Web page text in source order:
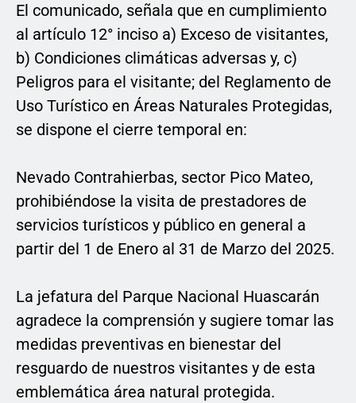
El comunicado, señala que en cumplimiento
al artículo 12° inciso a) Exceso de visitantes,
b) Condiciones climáticas adversas y, c)
Peligros para el visitante; del Reglamento de
Uso Turístico en Áreas Naturales Protegidas,
se dispone el cierre temporal en:
Nevado Contrahierbas, sector Pico Mateo,
prohibiéndose la visita de prestadores de
servicios turísticos y público en general a
partir del 1 de Enero al 31 de Marzo del 2025.
La jefatura del Parque Nacional Huascarán
agradece la comprensión y sugiere tomar las
medidas preventivas en bienestar del
resguardo de nuestros visitantes y de esta
emblemática área natural protegida.